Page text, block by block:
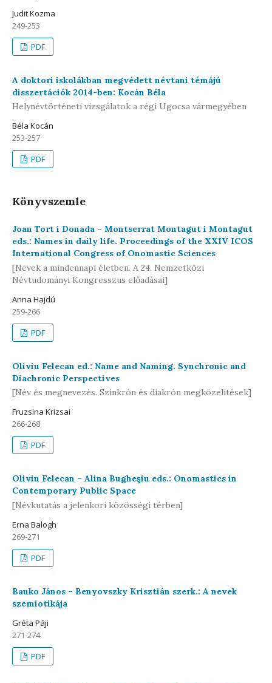
Judit Kozma
249-253
PDF
A doktori iskolákban megvédett névtani témájú
disszertációk 2014-ben: Kocán Béla
Helynévtörténeti vizsgálatok a régi Ugocsa vármegyében
Béla Kocán
253-257
PDF
Könyvszemle
Joan Tort i Donada – Montserrat Montagut i Montagut
eds.: Names in daily life. Proceedings of the XXIV ICOS
International Congress of Onomastic Sciences
[Nevek a mindennapi életben. A 24. Nemzetközi
Névtudományi Kongresszus előadásai]
Anna Hajdú
259-266
PDF
Oliviu Felecan ed.: Name and Naming. Synchronic and
Diachronic Perspectives
[Név és megnevezés. Szinkrón és diakrón megközelítések]
Fruzsina Krizsai
266-268
PDF
Oliviu Felecan – Alina Bugheşiu eds.: Onomastics in
Contemporary Public Space
[Névkutatás a jelenkori közösségi térben]
Erna Balogh
269-271
PDF
Bauko János – Benyovszky Krisztián szerk.: A nevek
szemiotikája
Gréta Páji
271-274
PDF